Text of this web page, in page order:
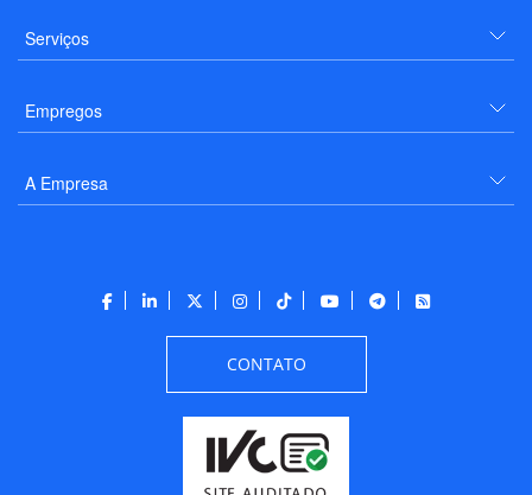
Serviços
Empregos
A Empresa
CONTATO